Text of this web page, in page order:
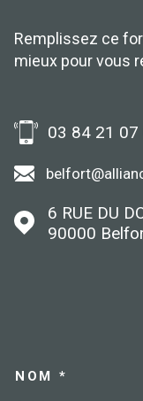
Remplissez ce
mieux pour vous
03 84 21 07
6 RUE DU
90000
NOM *